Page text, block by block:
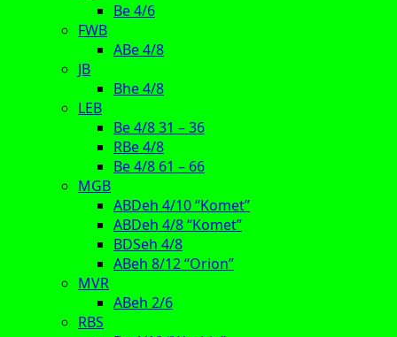
Be 4/6
FWB
ABe 4/8
JB
Bhe 4/8
LEB
Be 4/8 31 – 36
RBe 4/8
Be 4/8 61 – 66
MGB
ABDeh 4/10 “Komet”
ABDeh 4/8 “Komet”
BDSeh 4/8
ABeh 8/12 “Orion”
MVR
ABeh 2/6
RBS